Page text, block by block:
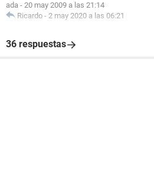
ada - 20 may 2009 a las 21:14
Ricardo - 2 may 2020 a las 06:21
36 respuestas